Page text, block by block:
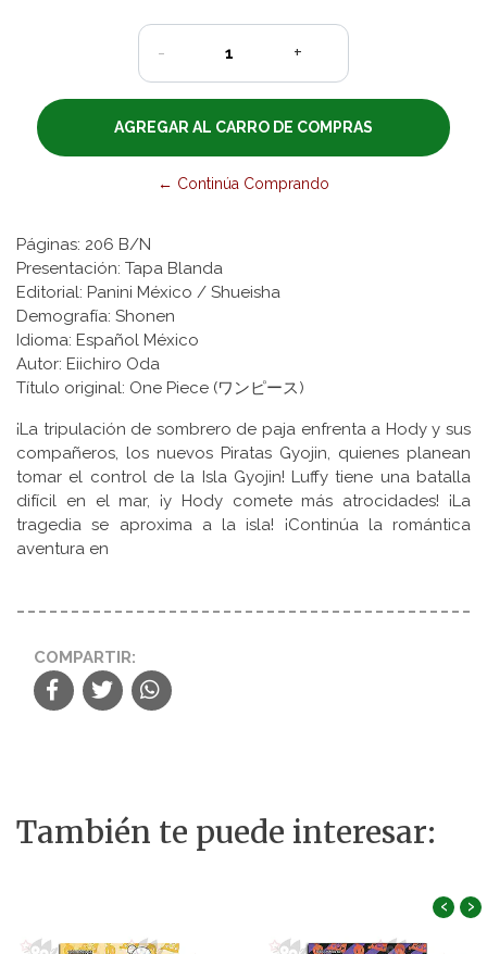
- +
← Continúa Comprando
Páginas: 206 B/N
Presentación: Tapa Blanda
Editorial: Panini México / Shueisha
Demografía: Shonen
Idioma: Español México
Autor: Eiichiro Oda
Título original: One Piece (ワンピース)
¡La tripulación de sombrero de paja enfrenta a Hody y sus
compañeros, los nuevos Piratas Gyojin, quienes planean
tomar el control de la Isla Gyojin! Luffy tiene una batalla
difícil en el mar, ¡y Hody comete más atrocidades! ¡La
tragedia se aproxima a la isla! ¡Continúa la romántica
aventura en
COMPARTIR:
También te puede interesar:
‹ ›